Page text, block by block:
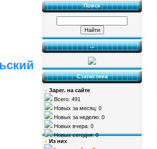
Поиск
...
Статистика
» Зарег. на сайте
Всего: 491
Новых за месяц: 0
Новых за неделю: 0
Новых вчера: 0
Новых сегодня: 0
» Из них